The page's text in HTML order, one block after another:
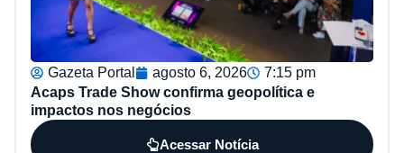
Gazeta Portal agosto 6, 2026
7:15 pm
Acaps Trade Show confirma geopolítica e
impactos nos negócios
Acessar Notícia